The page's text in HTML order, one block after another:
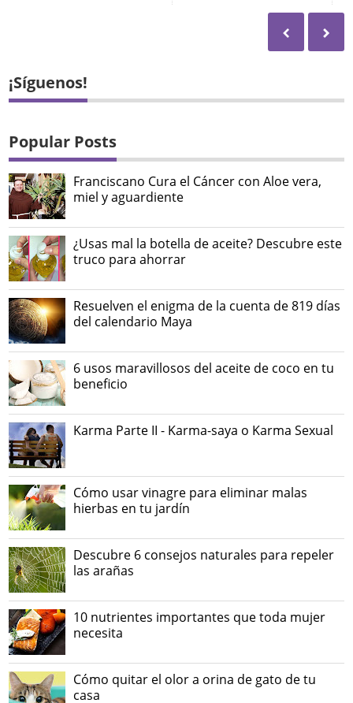
¡Síguenos!
Popular Posts
Franciscano Cura el Cáncer con Aloe vera,
miel y aguardiente
¿Usas mal la botella de aceite? Descubre este
truco para ahorrar
Resuelven el enigma de la cuenta de 819 días
del calendario Maya
6 usos maravillosos del aceite de coco en tu
beneficio
Karma Parte II - Karma-saya o Karma Sexual
Cómo usar vinagre para eliminar malas
hierbas en tu jardín
Descubre 6 consejos naturales para repeler
las arañas
10 nutrientes importantes que toda mujer
necesita
Cómo quitar el olor a orina de gato de tu
casa